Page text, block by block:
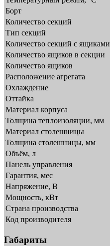
Борт
Количество секций
Тип секций
Количество секций с ящиками
Количество ящиков в секции
Количество ящиков
Расположение агрегата
Охлаждение
Оттайка
Материал корпуса
Толщина теплоизоляции, мм
Материал столешницы
Толщина столешницы, мм
Объём, л
Панель управления
Гарантия, мес
Напряжение, В
Мощность, кВт
Страна производства
Код производителя
Габариты